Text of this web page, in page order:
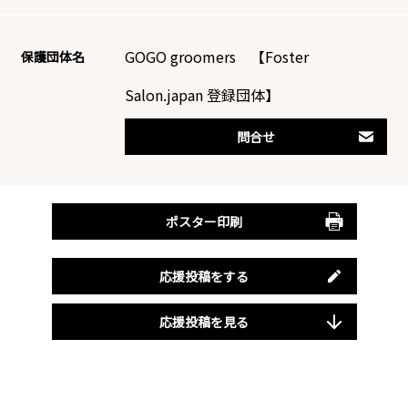
保護団体名
GOGO groomers 【Foster
Salon.japan 登録団体】
問合せ
ポスター印刷
応援投稿をする
応援投稿を見る